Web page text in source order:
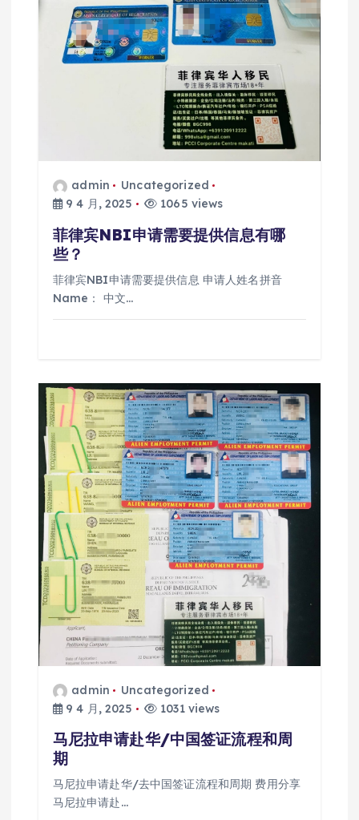
admin
Uncategorized
9 4 月, 2025
1065 views
菲律宾NBI申请需要提供信息有哪
些？
菲律宾NBI申请需要提供信息 申请人姓名拼音
Name： 中文…
admin
Uncategorized
9 4 月, 2025
1031 views
马尼拉申请赴华/中国签证流程和周
期
马尼拉申请赴华/去中国签证流程和周期 费用分享
马尼拉申请赴…